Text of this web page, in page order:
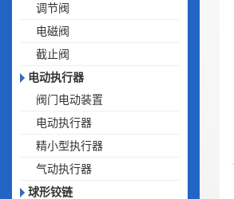
调节阀
电磁阀
截止阀
电动执行器
阀门电动装置
电动执行器
精小型执行器
气动执行器
球形铰链